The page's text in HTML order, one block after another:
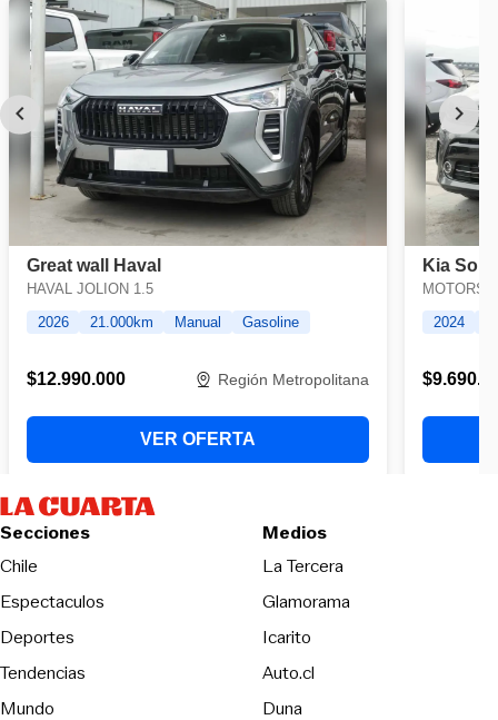
Secciones
Chile
Espectaculos
Deportes
Tendencias
Mundo
Medios
La TerceraOpens in new
Glamorama
Icarito
Auto.cl
DunaOpens in new window